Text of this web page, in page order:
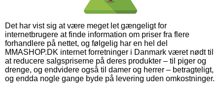
Det har vist sig at være meget let gængeligt for
internetbrugere at finde information om priser fra flere
forhandlere på nettet, og følgelig har en hel del
MMASHOP.DK internet forretninger i Danmark været nødt til
at reducere salgspriserne på deres produkter – til piger og
drenge, og endvidere også til damer og herrer – betragteligt,
og endda nogle gange byde på levering uden omkostninger.